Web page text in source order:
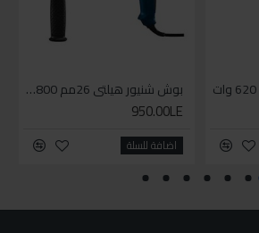
بوش شنيور هيلتي 26مم 800وات
950.00LE
اضافة للسلة